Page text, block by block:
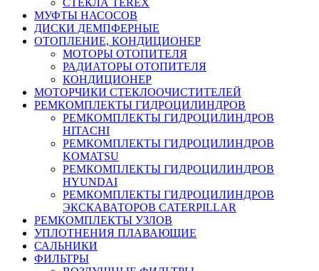
МУФТЫ НАСОСОВ
ДИСКИ ДЕМПФЕРНЫЕ
ОТОПЛЕНИЕ, КОНДИЦИОНЕР
МОТОРЫ ОТОПИТЕЛЯ
РАДИАТОРЫ ОТОПИТЕЛЯ
КОНДИЦИОНЕР
МОТОРЧИКИ СТЕКЛООЧИСТИТЕЛЕЙ
РЕМКОМПЛЕКТЫ ГИДРОЦИЛИНДРОВ
РЕМКОМПЛЕКТЫ ГИДРОЦИЛИНДРОВ
HITACHI
РЕМКОМПЛЕКТЫ ГИДРОЦИЛИНДРОВ
KOMATSU
РЕМКОМПЛЕКТЫ ГИДРОЦИЛИНДРОВ
HYUNDAI
РЕМКОМПЛЕКТЫ ГИДРОЦИЛИНДРОВ
ЭКСКАВАТОРОВ CATERPILLAR
РЕМКОМПЛЕКТЫ УЗЛОВ
УПЛОТНЕНИЯ ПЛАВАЮЩИЕ
САЛЬНИКИ
ФИЛЬТРЫ